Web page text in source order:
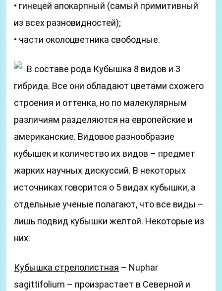
• гинецей апокарпный (самый примитивный
из всех разновидностей);
• части околоцветника свободные.
В составе рода Кубышка 8 видов и 3
гибрида. Все они обладают цветами схожего
строения и оттенка, но по малекулярным
различиям разделяются на европейские и
американские. Видовое разнообразие
кубышек и количество их видов – предмет
жарких научных дискуссий. В некоторых
источниках говорится о 5 видах кубышки, а
отдельные ученые полагают, что все виды –
лишь подвид кубышки желтой. Некоторые из
них:
Кубышка стрелолистная – Nuphar
sagittifolium – произрастает в Северной и